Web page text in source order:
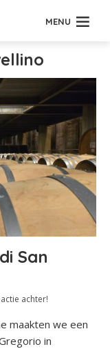
MENU
San
achter!
maakten we een
in